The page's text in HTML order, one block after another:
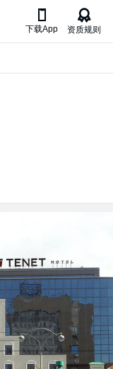

下载App

资质规则